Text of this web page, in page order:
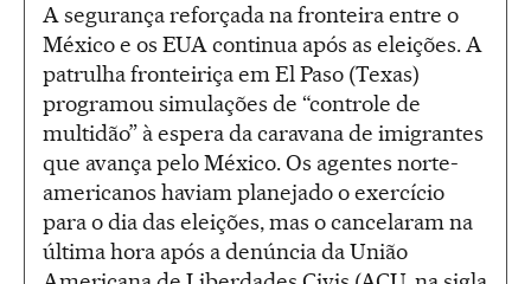
A segurança reforçada na fronteira entre o
México e os EUA continua após as eleições. A
patrulha fronteiriça em El Paso (Texas)
programou simulações de “controle de
multidão” à espera da caravana de imigrantes
que avança pelo México. Os agentes norte-
americanos haviam planejado o exercício
para o dia das eleições, mas o cancelaram na
última hora após a denúncia da União